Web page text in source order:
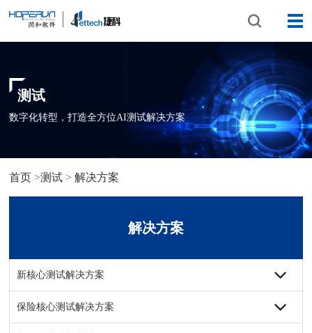
测试
数字化转型，打造全方位AI测试解决方案
首页 >测试 > 解决方案
解决方案
新核心测试解决方案
保险核心测试解决方案